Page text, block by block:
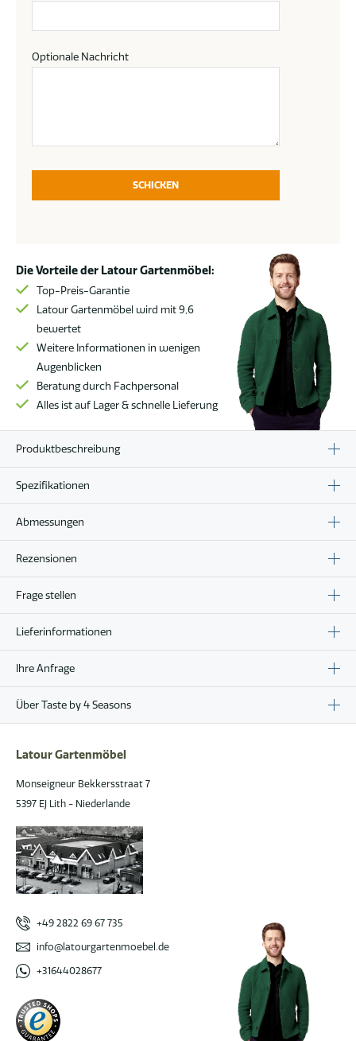
Optionale Nachricht
SCHICKEN
Die Vorteile der Latour Gartenmöbel:
Top-Preis-Garantie
Latour Gartenmöbel wird mit 9,6
bewertet
Weitere Informationen in wenigen
Augenblicken
Beratung durch Fachpersonal
Alles ist auf Lager & schnelle Lieferung
Produktbeschreibung
Spezifikationen
Abmessungen
Rezensionen
Frage stellen
Lieferinformationen
Ihre Anfrage
Über Taste by 4 Seasons
Latour Gartenmöbel
Monseigneur Bekkersstraat 7
5397 EJ Lith - Niederlande
+49 2822 69 67 735
info@latourgartenmoebel.de
+31644028677